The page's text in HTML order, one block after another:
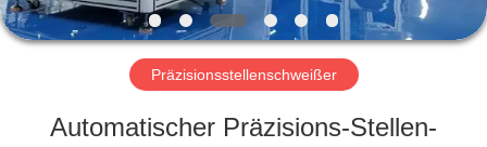
WERKSBESICHTIGUNG
QUALITÄTSKONTROLLE
Präzisionsstellenschweißer
Automatischer Präzisions-Stellen-